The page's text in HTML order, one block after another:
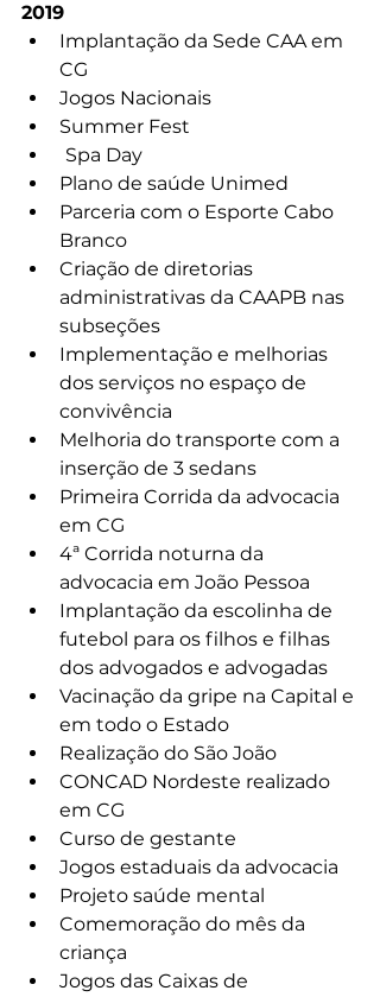
2019
Implantação da Sede CAA em
CG
Jogos Nacionais
Summer Fest
Spa Day
Plano de saúde Unimed
Parceria com o Esporte Cabo
Branco
Criação de diretorias
administrativas da CAAPB nas
subseções
Implementação e melhorias
dos serviços no espaço de
convivência
Melhoria do transporte com a
inserção de 3 sedans
Primeira Corrida da advocacia
em CG
4ª Corrida noturna da
advocacia em João Pessoa
Implantação da escolinha de
futebol para os filhos e filhas
dos advogados e advogadas
Vacinação da gripe na Capital e
em todo o Estado
Realização do São João
CONCAD Nordeste realizado
em CG
Curso de gestante
Jogos estaduais da advocacia
Projeto saúde mental
Comemoração do mês da
criança
Jogos das Caixas de